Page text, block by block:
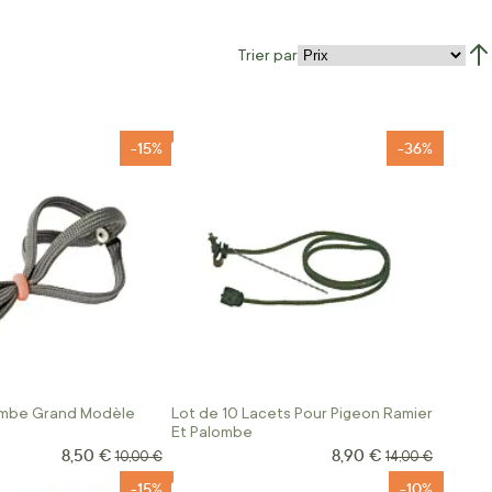
Trier par
Grand Modèle
-15%
Prix Spécial
8,50 € Prix normal
10,00 €
Lot de 10 Lacets Pour Pigeon Ramier
Et Palombe
-36%
Prix Spécial
8,90 € Prix normal
14,00 €
-15% -10%